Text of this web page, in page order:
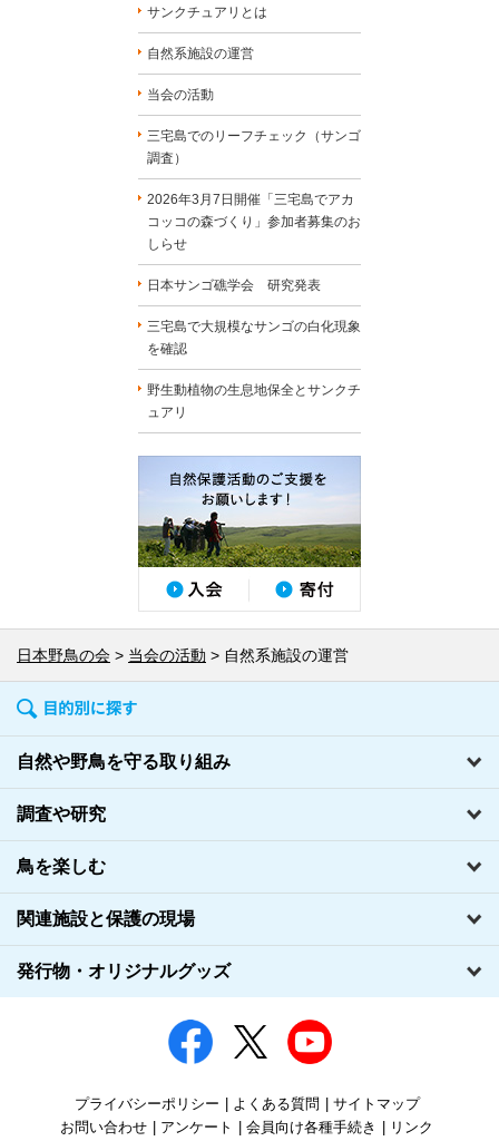
サンクチュアリとは
自然系施設の運営
当会の活動
三宅島でのリーフチェック（サンゴ
調査）
2026年3月7日開催「三宅島でアカ
コッコの森づくり」参加者募集のお
しらせ
日本サンゴ礁学会 研究発表
三宅島で大規模なサンゴの白化現象
を確認
野生動植物の生息地保全とサンクチ
ュアリ
日本野鳥の会 当会の活動 自然系施設の運営
自然や野鳥を守る取り組み
調査や研究
鳥を楽しむ
関連施設と保護の現場
発行物・オリジナルグッズ
プライバシーポリシー よくある質問
サイトマップ
お問い合わせ
アンケート 会員向け各種手続き リンク